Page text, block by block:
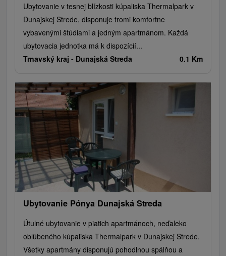
Ubytovanie v tesnej blízkosti kúpaliska Thermalpark v
Dunajskej Strede, disponuje tromi komfortne
vybavenými štúdiami a jedným apartmánom. Každá
ubytovacia jednotka má k dispozícií...
Trnavský kraj - Dunajská Streda 0.1 Km
Ubytovanie Pónya Dunajská Streda
Útulné ubytovanie v piatich apartmánoch, neďaleko
obľúbeného kúpaliska Thermalpark v Dunajskej Strede.
Všetky apartmány disponujú pohodlnou spálňou a